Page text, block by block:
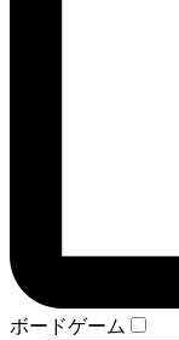
ボードゲーム